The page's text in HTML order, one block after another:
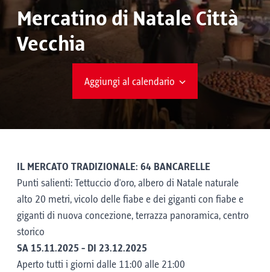
Mercatino di Natale Città
Vecchia
Aggiungi al calendario
IL MERCATO TRADIZIONALE: 64 BANCARELLE
Punti salienti: Tettuccio d'oro, albero di Natale naturale
alto 20 metri, vicolo delle fiabe e dei giganti con fiabe e
giganti di nuova concezione, terrazza panoramica, centro
storico
SA 15.11.2025 - DI 23.12.2025
Aperto tutti i giorni dalle 11:00 alle 21:00